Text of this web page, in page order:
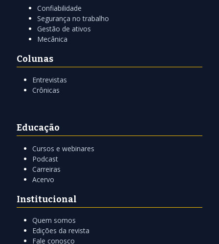
Confiabilidade
Segurança no trabalho
Gestão de ativos
Mecânica
Colunas
Entrevistas
Crônicas
Educação
Cursos e webinares
Podcast
Carreiras
Acervo
Institucional
Quem somos
Edições da revista
Fale conosco